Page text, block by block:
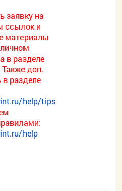
заявку на
ссылок и
материалы
в разделе
доп.
разделе
help/tips
help